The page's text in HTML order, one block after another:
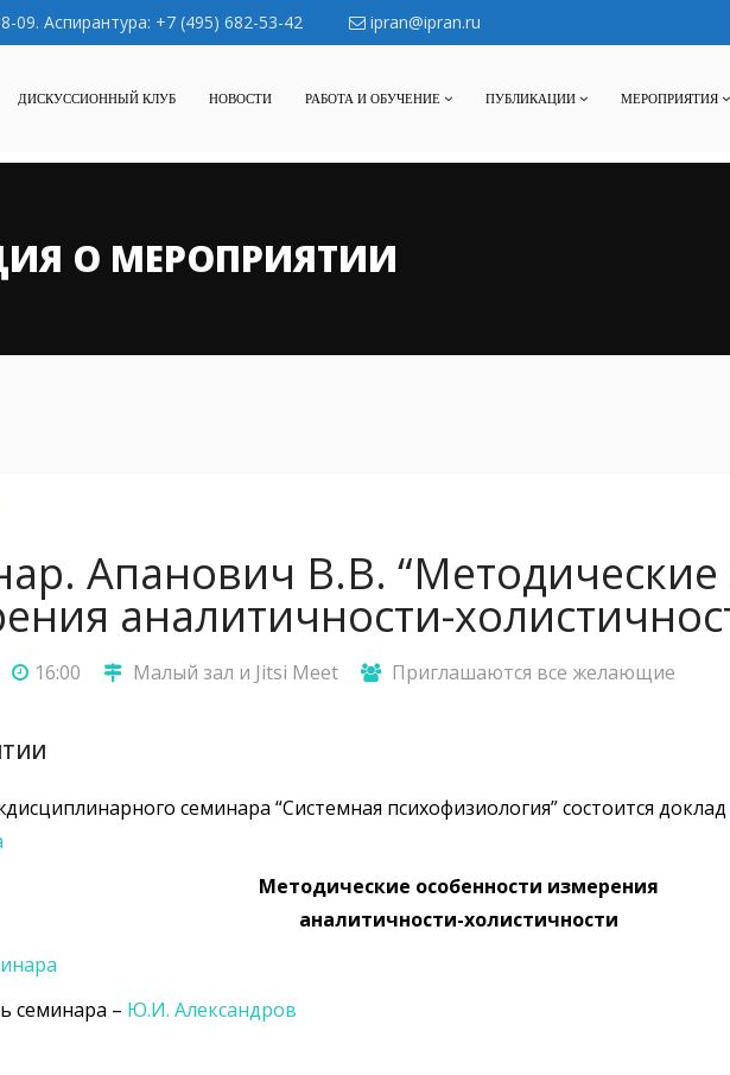
09. Аспирантура: +7 (495) 682-53-42 ipran@ipran.ru
ДИСКУССИОННЫЙ КЛУБ НОВОСТИ РАБОТА И ОБУЧЕНИЕ ПУБЛИКАЦИИ МЕРОПРИЯТИЯ
О МЕРОПРИЯТИИ
Апанович В.В. “Методические
аналитичности-
16:00 Малый зал и Jitsi Meet Приглашаются все желающие
семинара “Системная психофизиология” состоится доклад
Методические особенности измерения
аналитичности-холистичности
семинара – Ю.И. Александров